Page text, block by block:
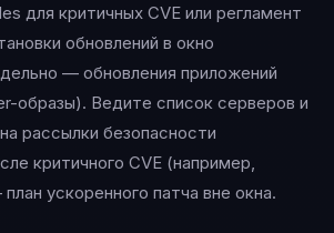
для критичных CVE или регламент
обновлений в окно
— обновления приложений
образы). Ведите список серверов и
рассылки безопасности
критичного CVE (например,
ускоренного патча вне окна.